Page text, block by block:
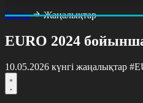
Басты
Жаңалықтар
EURO 2024
10.05.2026 күнгі жаңалықтар